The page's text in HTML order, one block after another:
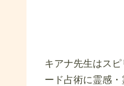
キアナ先生はス
ード占術に霊感